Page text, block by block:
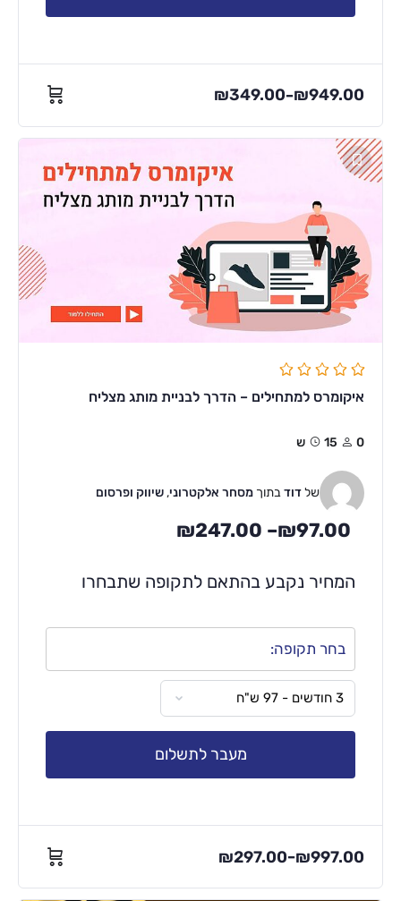
₪349.00–₪949.00
איקומרס למתחילים – הדרך לבניית מותג מצליח
0 15ש
שלדודבתוך מסחר אלקטרוני, שיווק ופרסום
₪97.00
–
₪247.00
המחיר נקבע בהתאם לתקופה שתבחרו
בחר תקופה:
מעבר לתשלום
₪297.00–₪997.00